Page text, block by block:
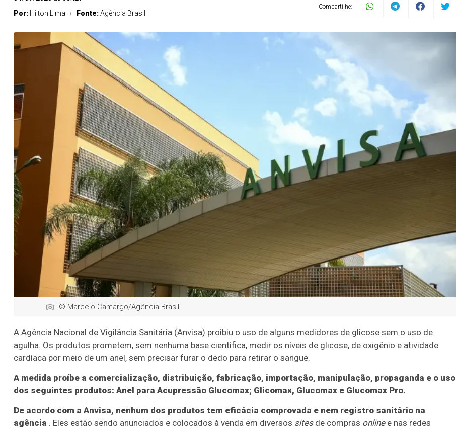
Por: Hilton Lima Fonte:Agência Brasil
Compartilhe:
© Marcelo Camargo/Agência Brasil
A Agência Nacional de Vigilância Sanitária (Anvisa) proibiu o uso de alguns medidores de glicose sem o uso de
agulha. Os produtos prometem, sem nenhuma base científica, medir os níveis de glicose, de oxigênio e atividade
cardíaca por meio de um anel, sem precisar furar o dedo para retirar o sangue.
A medida proíbe a comercialização, distribuição, fabricação, importação, manipulação, propaganda e o uso
dos seguintes produtos: Anel para Acupressão Glucomax; Glicomax, Glucomax e Glucomax Pro.
De acordo com a Anvisa, nenhum dos produtos tem eficácia comprovada e nem registro sanitário na
agência . Eles estão sendo anunciados e colocados à venda em diversos sitesde compras onlinee nas redes